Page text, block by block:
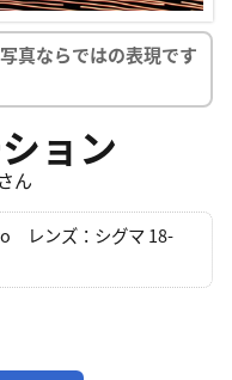
真ならではの表現です
ョン
ん
レンズ： シグマ 18-